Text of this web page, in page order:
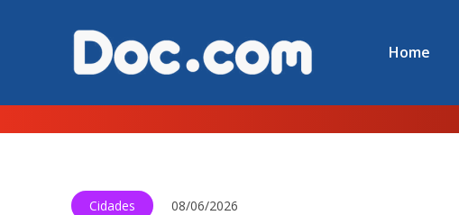
Home
Cidades 08/06/2026